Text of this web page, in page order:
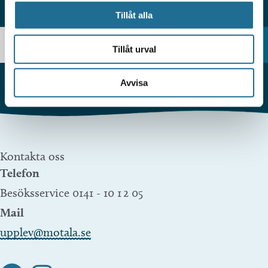
Tillåt alla
Tillåt urval
Avvisa
HITTAR DU INTE VAD DU SÖKER?
Kontakta oss
Telefon
Besöksservice 0141 - 10 1 2 05
Mail
upplev@motala.se